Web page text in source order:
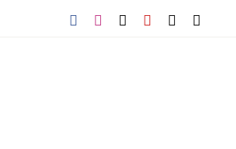
FacebookInstagram
Tiktok YouTube